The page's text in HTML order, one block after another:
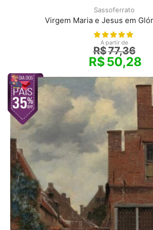
Sassoferrato
Virgem Maria e Jesus em
A partir de
R$77,36
R$50,28